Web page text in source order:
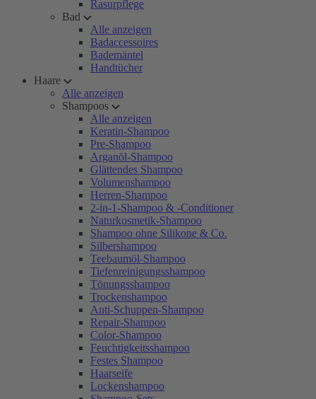
Rasurpflege
Bad
Alle anzeigen
Badaccessoires
Bademäntel
Handtücher
Haare
Alle anzeigen
Shampoos
Alle anzeigen
Keratin-Shampoo
Pre-Shampoo
Arganöl-Shampoo
Glättendes Shampoo
Volumenshampoo
Herren-Shampoo
2-in-1-Shampoo & -Conditioner
Naturkosmetik-Shampoo
Shampoo ohne Silikone & Co.
Silbershampoo
Teebaumöl-Shampoo
Tiefenreinigungsshampoo
Tönungsshampoo
Trockenshampoo
Anti-Schuppen-Shampoo
Repair-Shampoo
Color-Shampoo
Feuchtigkeitsshampoo
Festes Shampoo
Haarseife
Lockenshampoo